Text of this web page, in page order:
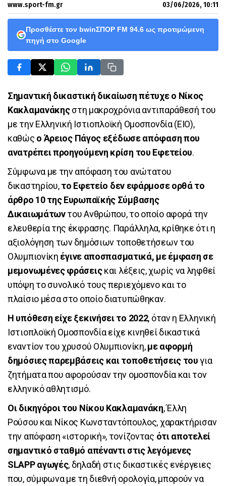
www.sport-fm.gr 03/06/2026, 10:11
Προσθέστε τον bwinΣΠΟΡ FM 94.6 ως προτιμώμενη
πηγή στο Google
Σημαντική δικαστική δικαίωση πέτυχε ο Νίκος
Κακλαμανάκηςστη μακροχρόνια αντιπαράθεσή του
με την Ελληνική Ιστιοπλοϊκή Ομοσπονδία (ΕΙΟ),
καθώς ο Άρειος Πάγος εξέδωσε απόφαση που
ανατρέπει προηγούμενη κρίση του Εφετείου.
Σύμφωνα με την απόφαση του ανώτατου
δικαστηρίου,το Εφετείο δεν εφάρμοσε ορθά το
άρθρο 10 της Ευρωπαϊκής Σύμβασης
Δικαιωμάτωντου Ανθρώπου, το οποίο αφορά την
ελευθερία της έκφρασης. Παράλληλα, κρίθηκε ότι η
αξιολόγηση των δημόσιων τοποθετήσεων του
Ολυμπιονίκη έγινε αποσπασματικά, με έμφαση σε
μεμονωμένες φράσειςκαι λέξεις, χωρίς να ληφθεί
υπόψη το συνολικό τους περιεχόμενο και το
πλαίσιο μέσα στο οποίο διατυπώθηκαν.
Η υπόθεση είχε ξεκινήσει το 2022, όταν η Ελληνική
Ιστιοπλοϊκή Ομοσπονδία είχε κινηθεί δικαστικά
εναντίον του χρυσού Ολυμπιονίκη,με αφορμή
δημόσιες παρεμβάσεις και τοποθετήσεις τουγια
ζητήματα που αφορούσαν την ομοσπονδία και τον
ελληνικό αθλητισμό.
Οι δικηγόροι του Νίκου Κακλαμανάκη, Έλλη
Ρούσου και Νίκος Κωνσταντόπουλος, χαρακτήρισαν
την απόφαση «ιστορική», τονίζοντας ότι αποτελεί
σημαντικό σταθμό απέναντι στις λεγόμενες
SLAPP αγωγές, δηλαδή στις δικαστικές ενέργειες
που, σύμφωνα με τη διεθνή ορολογία, μπορούν να